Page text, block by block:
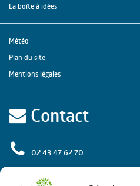
La boîte à idées
Météo
Plan du site
Mentions légales
Contact
02 43 47 62 70
rue de l'Europe
72 650 La Chapelle Saint Aubin